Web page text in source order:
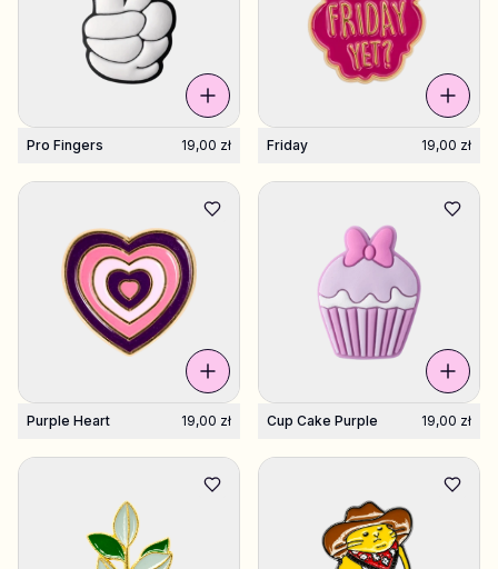
Pro Fingers 19,00 zł Friday 19,00 zł
Purple Heart 19,00 zł Cup Cake Purple 19,00 zł